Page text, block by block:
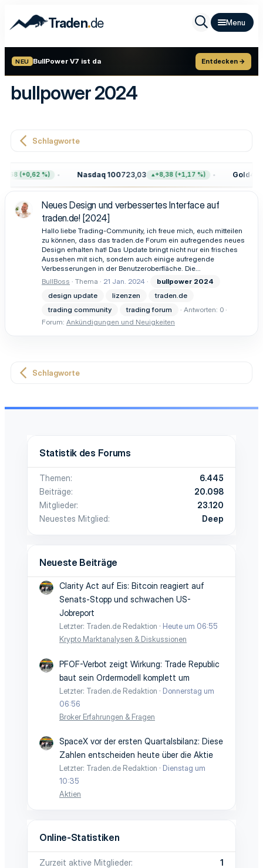
Traden.de
NEU BullPower V7 ist da Entdecken →
bullpower 2024
Schlagworte
(+0,62 %) Nasdaq 100723,03 +8,38 (+1,17 %) Gold
Neues Design und verbessertes Interface auf
traden.de! [2024]
Hallo liebe Trading-Community, ich freue mich, euch mitteilen
zu können, dass das traden.de Forum ein aufregendes neues
Design erhalten hat! Das Update bringt nicht nur ein frisches
Aussehen mit sich, sondern auch einige aufregende
Verbesserungen in der Benutzeroberfläche. Die...
BullBoss
Thema 21 Jan. 2024 bullpower 2024
design update
lizenzen
traden.de
trading community
trading forum
Antworten: 0
Forum: Ankündigungen und Neuigkeiten
Schlagworte
Statistik des Forums
Themen
6.445
Beiträge
20.098
Mitglieder
23.120
Neuestes Mitglied
Deep
Neueste Beiträge
Clarity Act auf Eis: Bitcoin reagiert auf
Senats-Stopp und schwachen US-
Jobreport
Letzter: Traden.de Redaktion
Heute um 06:55
Krypto Marktanalysen & Diskussionen
PFOF-Verbot zeigt Wirkung: Trade Republic
baut sein Ordermodell komplett um
Letzter: Traden.de Redaktion
Donnerstag um
06:56
Broker Erfahrungen & Fragen
SpaceX vor der ersten Quartalsbilanz: Diese
Zahlen entscheiden heute über die Aktie
Letzter: Traden.de Redaktion
Dienstag um
10:35
Aktien
Online-Statistiken
Zurzeit aktive Mitglieder
1